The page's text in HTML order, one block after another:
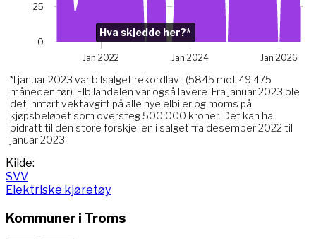
Hva skjedde her?*. Related to Elektriske, data point
*I januar 2023 var bilsalget rekordlavt (5845 mot 49 475
måneden før). Elbilandelen var også lavere. Fra januar 2023 ble
det innført vektavgift på alle nye elbiler og moms på
kjøpsbeløpet som oversteg 500 000 kroner. Det kan ha
bidratt til den store forskjellen i salget fra desember 2022 til
januar 2023.
Jan 2022 Jan 2024 Jan 2026
0
25
Hva skjedde her?*
End of interactive chart.
Kilde:
SVV
Elektriske kjøretøy
Kommuner i Troms